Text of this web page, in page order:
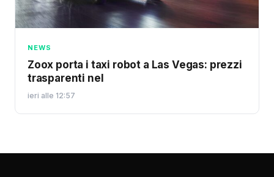
NEWS
Zoox porta i taxi robot a Las Vegas: prezzi
trasparenti nel
ieri alle 12:57